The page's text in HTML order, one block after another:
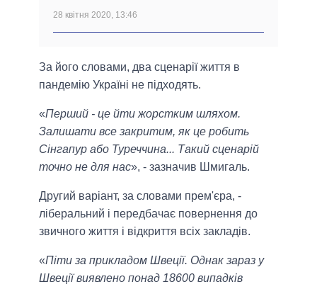
28 квітня 2020, 13:46
За його словами, два сценарії життя в
пандемію Україні не підходять.
«Перший - це йти жорстким шляхом.
Залишати все закритим, як це робить
Сінгапур або Туреччина... Такий сценарій
точно не для нас», - зазначив Шмигаль.
Другий варіант, за словами прем'єра, -
ліберальний і передбачає повернення до
звичного життя і відкриття всіх закладів.
«Піти за прикладом Швеції. Однак зараз у
Швеції виявлено понад 18600 випадків